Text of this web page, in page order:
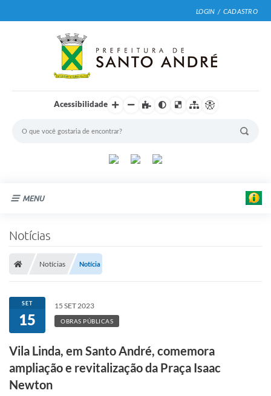
LOGIN / CADASTRO
Acessibilidade
MENU
Portal de Serviços
Transparência
Ônibus
Consultar Processos
Contas Públicas
Contratos
Notícias
Notícias Notícia
SET
15
15 SET 2023
OBRAS PÚBLICAS
Vila Linda, em Santo André, comemora
ampliação e revitalização da Praça Isaac
Newton